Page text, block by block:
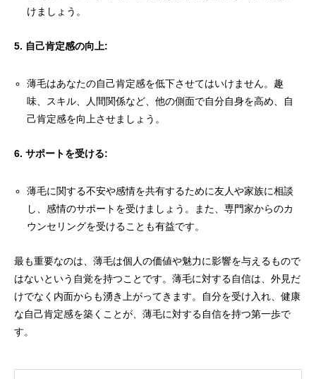
けましょう。
5. 自己肯定感の向上:
薄毛はあなたの自己肯定感を低下させてはいけません。趣
味、スキル、人間関係など、他の側面で自分自身を高め、自
己肯定感を向上させましょう。
6. サポートを受ける:
薄毛に関する不安や感情を共有するために友人や家族に相談
し、感情のサポートを受けましょう。また、専門家からのカ
ウンセリングを受けることも有益です。
最も重要なのは、薄毛は個人の価値や魅力に影響を与えるもので
はないという自覚を持つことです。薄毛に対する自信は、外見だ
けでなく内面からも湧き上がってきます。自分を受け入れ、健康
な自己肯定感を築くことが、薄毛に対する自信を持つ第一歩で
す。